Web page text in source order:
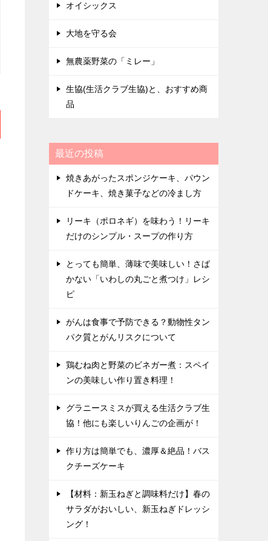
オイシックス
大地を守る会
無農薬野菜の「ミレー」
生協(生活クラブ生協)と、おすすめ商
品
最近の投稿
焼きあがったスポンジケーキ、パウン
ドケーキ、焼き菓子などの冷まし方
リーキ（ポロネギ）を味わう！リーキ
だけのシンプル・スープの作り方
とっても簡単、薄味で美味しい！さば
かない「いわしの丸ごと煮つけ」レシ
ピ
がんは食事で予防できる？動物性タン
パク質とがんリスクについて
鶏むね肉と野菜のビネガー煮：スペイ
ンの美味しい作り置き料理！
グラニースミスが買える生活クラブ生
協！他にも楽しいりんごの企画が！
作り方は簡単でも、濃厚＆絶品！バス
クチーズケーキ
【材料：新玉ねぎと調味料だけ】春の
サラダがおいしい、新玉ねぎドレッシ
ング！